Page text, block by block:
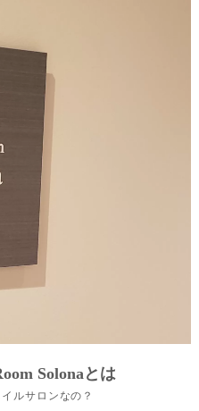
Solonaとは
ルサロンなの？